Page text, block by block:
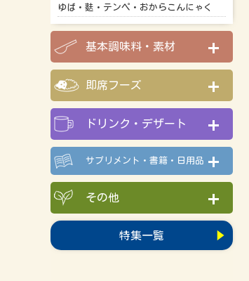
ゆば・麩・テンペ・おからこんにゃく
基本調味料・素材
即席フーズ
ドリンク・デザート
サプリメント・書籍・日用品
その他
特集一覧